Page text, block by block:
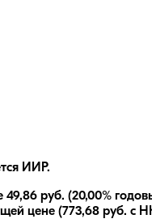
ИИР.
49,86 руб. (20,00%
цене (773,68 руб. с